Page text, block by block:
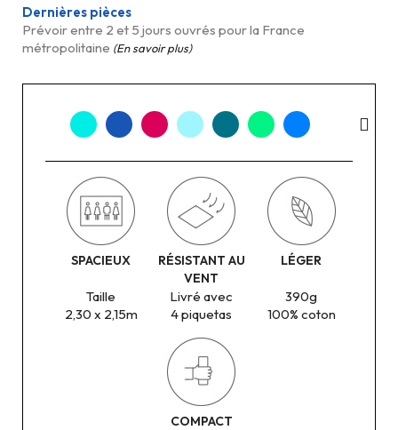
Dernières pièces
Prévoir entre 2 et 5 jours ouvrés pour la France
métropolitaine (En savoir plus)
SPACIEUX
Taille
2,30 x 2,15m
RÉSISTANT AU
VENT
Livré avec
4 piquetas
LÉGER
390g
100% coton
COMPACT